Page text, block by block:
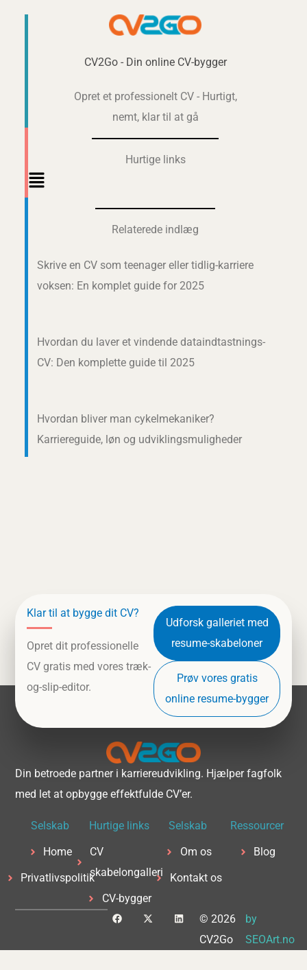
CV2Go - Din online CV-bygger
Opret et professionelt CV - Hurtigt,
nemt, klar til at gå
Hurtige links
Main
Relaterede indlæg
Skrive en CV som teenager eller tidlig-karriere
voksen: En komplet guide for 2025
Hvordan du laver et vindende dataindtastnings-
CV: Den komplette guide til 2025
Hvordan bliver man cykelmekaniker?
Karriereguide, løn og udviklingsmuligheder
Klar til at bygge dit CV?
Opret dit professionelle
CV gratis med vores træk-
og-slip-editor.
Udforsk galleriet med
resume-skabeloner
Prøv vores gratis
online resume-bygger
Din betroede partner i karriereudvikling. Hjælper fagfolk
med let at opbygge effektfulde CV’er.
Selskab
Home
Privatlivspolitik
Hurtige links
CV
skabelongalleri
CV-bygger
Selskab
Om os
Kontakt os
Ressourcer
Blog
© 2026
CV2Go
by
SEOArt.no
F
a
b
X
-
i
L
i
e